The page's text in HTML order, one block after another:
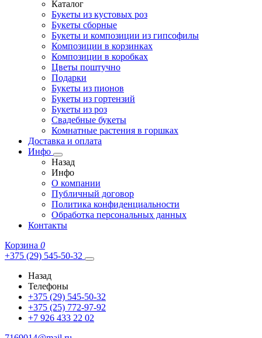
Каталог
Букеты из кустовых роз
Букеты сборные
Букеты и композиции из гипсофилы
Композиции в корзинках
Композиции в коробках
Цветы поштучно
Подарки
Букеты из пионов
Букеты из гортензий
Букеты из роз
Свадебные букеты
Комнатные растения в горшках
Доставка и оплата
Инфо
Назад
Инфо
О компании
Публичный договор
Политика конфиденциальности
Обработка персональных данных
Контакты
Корзина 0
+375 (29) 545-50-32
Назад
Телефоны
+375 (29) 545-50-32
+375 (25) 772-97-92
+7 926 433 22 02